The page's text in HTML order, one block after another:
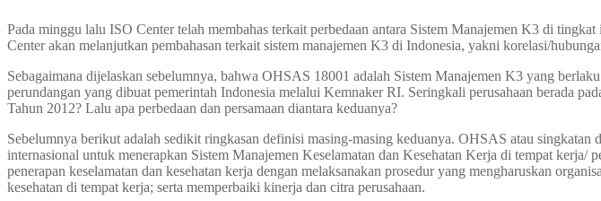
Pada minggu lalu ISO Center telah membahas terkait perbedaan antara Sistem Manajemen K3 di tingkat
Center akan melanjutkan pembahasan terkait sistem manajemen K3 di Indonesia, yakni korelasi/
Sebagaimana dijelaskan sebelumnya, bahwa OHSAS 18001 adalah Sistem Manajemen K3 yang
perundangan yang dibuat pemerintah Indonesia melalui Kemnaker RI. Seringkali perusahaan berada
Tahun 2012? Lalu apa perbedaan dan persamaan diantara keduanya?
Sebelumnya berikut adalah sedikit ringkasan definisi masing-masing keduanya. OHSAS atau
internasional untuk menerapkan Sistem Manajemen Keselamatan dan Kesehatan Kerja di tempat
penerapan keselamatan dan kesehatan kerja dengan melaksanakan prosedur yang mengharuskan
kesehatan di tempat kerja; serta memperbaiki kinerja dan citra perusahaan.